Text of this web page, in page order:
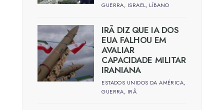
GUERRA, ISRAEL, LÍBANO
IRÃ DIZ QUE IA DOS
EUA FALHOU EM
AVALIAR
CAPACIDADE MILITAR
IRANIANA
ESTADOS UNIDOS DA AMÉRICA,
GUERRA, IRÃ